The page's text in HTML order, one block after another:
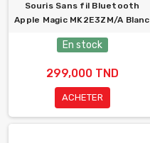
Souris Sans fil Bluetooth
Apple Magic MK2E3ZM/A Blanc
En stock
299,000 TND
ACHETER